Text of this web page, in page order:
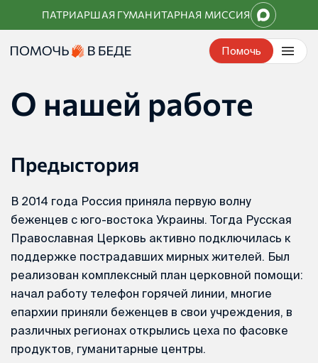
Перейти
к
контенту
ПАТРИАРШАЯ ГУМАНИТАРНАЯ МИССИЯ
Помочь
О нашей работе
Предыстория
В 2014 года Россия приняла первую волну
беженцев с юго-востока Украины. Тогда Русская
Православная Церковь активно подключилась к
поддержке пострадавших мирных жителей. Был
реализован комплексный план церковной помощи:
начал работу телефон горячей линии, многие
епархии приняли беженцев в свои учреждения, в
различных регионах открылись цеха по фасовке
продуктов, гуманитарные центры.